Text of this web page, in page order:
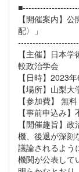
【開催案内】
配〉」
【主催】日本
較政治学会
【日時】2023
【場所】山梨
【参加費】 無料
【事前申込み
【開催趣旨】
機、後退が深刻
議論されるよう
機関が公表して